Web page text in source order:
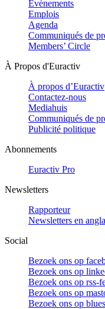
Evénements
Emplois
Agenda
Communiqués de
Members’ Circle
À Propos d'Euractiv
À propos d’Euractiv
Contactez-nous
Mediahuis
Communiqués de
Publicité politique
Abonnements
Euractiv Pro
Newsletters
Rapporteur
Newsletters en
Social
Bezoek ons op
Bezoek ons op
Bezoek ons op rss-
Bezoek ons op
Bezoek ons op